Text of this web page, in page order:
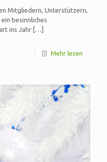
Mitgliedern, Unterstützern,
besinnliches
ins Jahr […]
Mehr lesen